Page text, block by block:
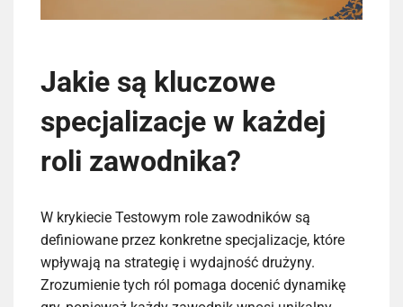
Jakie są kluczowe
specjalizacje w każdej
roli zawodnika?
W krykiecie Testowym role zawodników są
definiowane przez konkretne specjalizacje, które
wpływają na strategię i wydajność drużyny.
Zrozumienie tych ról pomaga docenić dynamikę